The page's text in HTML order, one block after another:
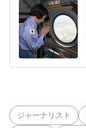
ジャーナリスト